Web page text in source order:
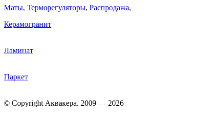
Маты, Терморегуляторы, Распродажа,
Керамогранит
Ламинат
Паркет
© Copyright Аквакера. 2009 — 2026